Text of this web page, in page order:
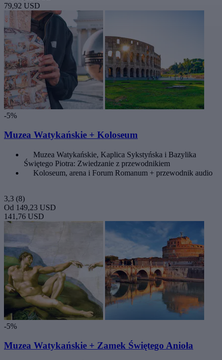
79,92 USD
-5%
Muzea Watykańskie + Koloseum
Muzea Watykańskie, Kaplica Sykstyńska i Bazylika
Świętego Piotra: Zwiedzanie z przewodnikiem
Koloseum, arena i Forum Romanum + przewodnik audio
3,3 (8)
Od 149,23 USD
141,76 USD
-5%
Muzea Watykańskie + Zamek Świętego Anioła